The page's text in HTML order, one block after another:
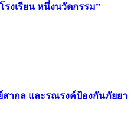
งเรียน หนึ่งนวัตกรรม”
ากล และรณรงค์ป้องกันภัยยา